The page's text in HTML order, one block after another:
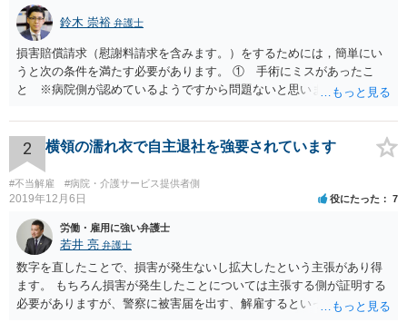
鈴木 崇裕 弁護士
損害賠償請求（慰謝料請求を含みます。）をするためには，簡単にい
うと次の条件を満たす必要があります。 ① 手術にミスがあったこ
と ※病院側が認めているようですから問題ないと思います。 ② 手
術のミスの「せいで」マスクが外せなくなったこと ④ 仕事を休まな
ければならなくなった「せいで」休業損害が発生したこと ⑤ マスク
を外せなくなった「せいで」経済的に評価できる精神的な損害が発生
したこと 「せいで」と強調した点が，内藤先生のご指摘なさる「相当
因果関係」です。 手術のミスと関係のないことまでは責任追及ができ
ないということです。 手術のミスの結果，手術前と比べて見た目が著
しく悪くなってしまったとか， 手術のミスの結果，入院期間が延びて
しまったとかいう事情があれば， 追加請求が可能な余地があります。
ただし，手術代の返金に応じた際に「これ以上金銭の請求はしませ
ん」という趣旨の合意をしてしまっていると， 上記の請求は，基本的
には困難となります。
2 横領の濡れ衣で自主退社を強要されています
#不当解雇 #病院・介護サービス提供者側
2019年12月6日 役にたった 7
労働・雇用に強い弁護士
若井 亮 弁護士
数字を直したことで、損害が発生ないし拡大したという主張があり得
ます。 もちろん損害が発生したことについては主張する側が証明する
必要がありますが、警察に被害届を出す、解雇するといった揺さぶり